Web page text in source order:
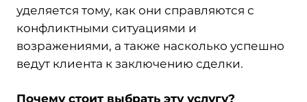
уделяется тому, как они справляются с
конфликтными ситуациями и
возражениями, а также насколько успешно
ведут клиента к заключению сделки.
Почему стоит выбрать эту услугу?